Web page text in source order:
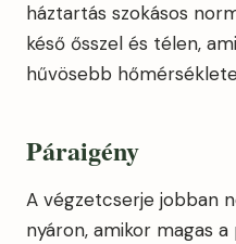
háztartás szokásos
késő ősszel és télen,
hűvösebb
Páraigény
A végzetcserje jobban
nyáron, amikor magas